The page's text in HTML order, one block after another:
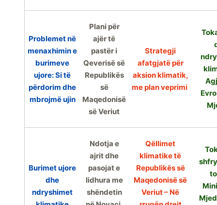
Problemet në
menaxhimin e
burimeve
ujore: Si të
përdorim dhe
mbrojmë ujin
Plani për
ajër të
pastër i
Qeverisë së
Republikës
së
Maqedonisë
së Veriut
Strategji
afatgjatë për
aksion klimatik,
me plan veprimi
Burimet ujore
dhe
ndryshimet
Ndotja e
ajrit dhe
pasojat e
lidhura me
shëndetin
Qëllimet
klimatike të
Republikës së
Maqedonisë së
Veriut – Në